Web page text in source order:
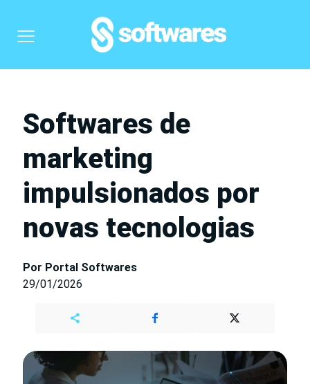
Softwares de
marketing
impulsionados por
novas tecnologias
Por Portal Softwares
29/01/2026